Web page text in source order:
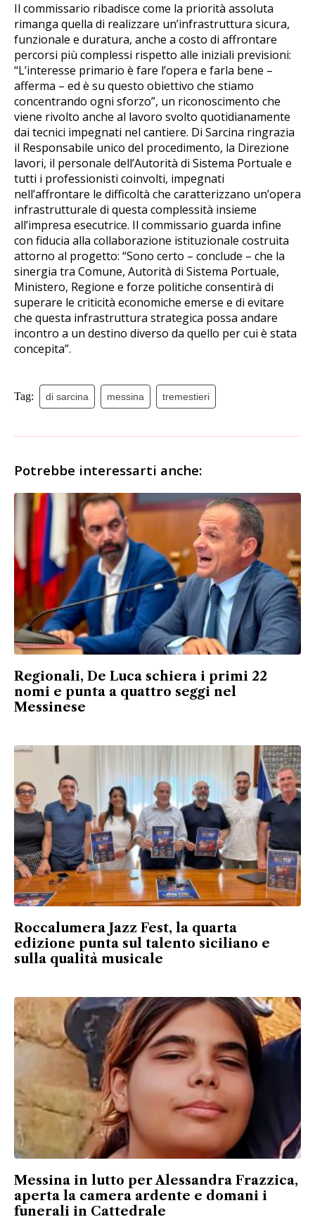
Il commissario ribadisce come la priorità assoluta
rimanga quella di realizzare un’infrastruttura sicura,
funzionale e duratura, anche a costo di affrontare
percorsi più complessi rispetto alle iniziali previsioni:
“L’interesse primario è fare l’opera e farla bene –
afferma – ed è su questo obiettivo che stiamo
concentrando ogni sforzo”, un riconoscimento che
viene rivolto anche al lavoro svolto quotidianamente
dai tecnici impegnati nel cantiere. Di Sarcina ringrazia
il Responsabile unico del procedimento, la Direzione
lavori, il personale dell’Autorità di Sistema Portuale e
tutti i professionisti coinvolti, impegnati
nell’affrontare le difficoltà che caratterizzano un’opera
infrastrutturale di questa complessità insieme
all’impresa esecutrice. Il commissario guarda infine
con fiducia alla collaborazione istituzionale costruita
attorno al progetto: “Sono certo – conclude – che la
sinergia tra Comune, Autorità di Sistema Portuale,
Ministero, Regione e forze politiche consentirà di
superare le criticità economiche emerse e di evitare
che questa infrastruttura strategica possa andare
incontro a un destino diverso da quello per cui è stata
concepita”.
Tag: di sarcina messina tremestieri
Potrebbe interessarti anche:
Regionali, De Luca schiera i primi 22
nomi e punta a quattro seggi nel
Messinese
Roccalumera Jazz Fest, la quarta
edizione punta sul talento siciliano e
sulla qualità musicale
Messina in lutto per Alessandra Frazzica,
aperta la camera ardente e domani i
funerali in Cattedrale